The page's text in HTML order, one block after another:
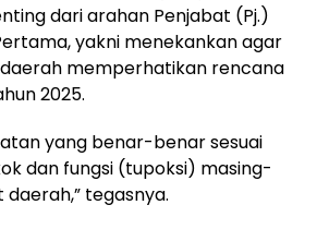
dari arahan Penjabat (Pj.)
yakni menekankan agar
memperhatikan rencana
2025.
yang benar-benar sesuai
dan fungsi (tupoksi) masing-
tegasnya.